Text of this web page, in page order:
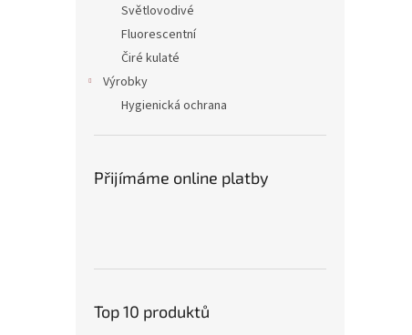
Světlovodivé
Fluorescentní
Čiré kulaté
Výrobky
Hygienická ochrana
Přijímáme online platby
Top 10 produktů